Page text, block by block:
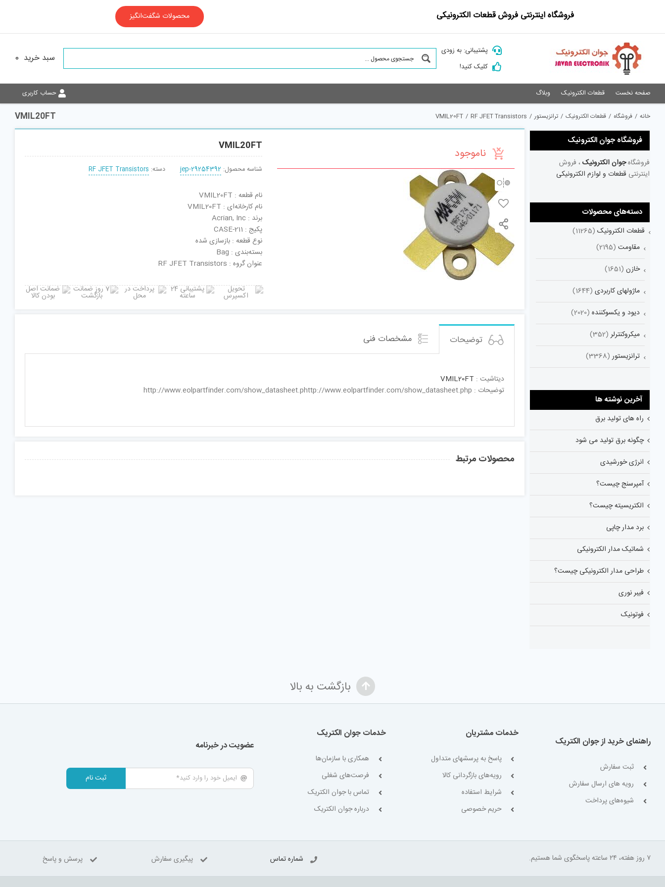
فروشگاه اینترنتی فروش قطعات الکترونیکی محصولات شگفت‌انگیز
پشتیبانی: به زودی
کلیک کنید!
سبد خرید 0
صفحه نخست قطعات الکترونیک وبلاگ حساب کاربری
VMIL20FT خانه / فروشگاه / قطعات الکترونیک / ترانزیستور /
RF JFET Transistors
/
VMIL20FT
ناموجود VMIL20FT
شناسه محصول: jep-29254392 دسته: RF JFET Transistors
نام قطعه : VMIL20FT
نام کارخانه‌ای : VMIL20FT
برند : Acrian, Inc
پکیج : CASE-211
نوع قطعه : بازسازی شده
بسته‌بندی : Bag
عنوان گروه : RF JFET Transistors
توضیحات مشخصات فنی
دیتاشیت : VMIL20FT
توضیحات : http://www.eolpartfinder.com/show_datasheet.phttp://www.eolpartfinder.com/show_datasheet.php
محصولات مرتبط
فروشگاه جوان الکترونیک
فروشگاهجوان الکترونیک ، فروش
اینترنتی قطعات و لوازم الکترونیکی
دسته‌های محصولات
قطعات الکترونیک (11265)
مقاومت (2195)
خازن (1651)
ماژولهای کاربردی (1644)
دیود و یکسوکننده (2020)
میکروکنترلر (352)
ترانزیستور (3368)
آخرین نوشته ها
راه های تولید برق
چگونه برق تولید می شود
انرژی خورشیدی
آمپرسنج چیست؟
الکتریسیته چیست؟
برد مدار چاپی
شماتیک مدار الکترونیکی
طراحی مدار الکترونیکی چیست؟
فیبر نوری
فوتونیک
بازگشت به بالا
راهنمای خرید از جوان الکتریک
ثبت سفارش
رویه های ارسال سفارش
شیوه‌های پرداخت
خدمات مشتریان
پاسخ به پرسشهای متداول
رویه‌های بازگردانی کالا
شرایط استفاده
حریم خصوصی
خدمات جوان الکتریک
همکاری با سازمان‌ها
فرصت‌های شغلی
تماس با جوان الکتریک
درباره جوان الکتریک
عضویت در خبرنامه
ثبت نام
۷ روز هفته، ۲۴ ساعته پاسخگوی شما هستیم. شماره تماس پیگیری سفارش پرسش و پاسخ